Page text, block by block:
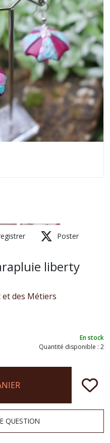
Poster
liberty
des Métiers
En stock
Quantité disponible : 2
QUESTION